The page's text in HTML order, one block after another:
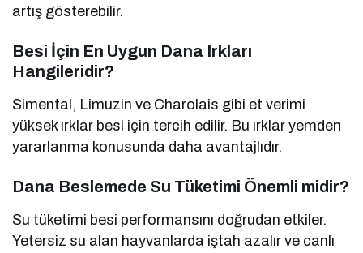
artış gösterebilir.
Besi İçin En Uygun Dana Irkları
Hangileridir?
Simental, Limuzin ve Charolais gibi et verimi
yüksek ırklar besi için tercih edilir. Bu ırklar yemden
yararlanma konusunda daha avantajlıdır.
Dana Beslemede Su Tüketimi Önemli midir?
Su tüketimi besi performansını doğrudan etkiler.
Yetersiz su alan hayvanlarda iştah azalır ve canlı